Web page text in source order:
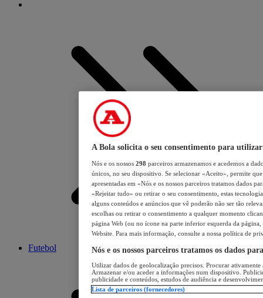
Futebol
A Bola solicita o seu consentimento para utilizar
Nós e os nossos 298 parceiros armazenamos e acedemos a
únicos, no seu dispositivo. Se selecionar «Aceito», permite
apresentadas em «Nós e os nossos parceiros tratamos dados
«Rejeitar tudo» ou retirar o seu consentimento, estas
alguns conteúdos e anúncios que vê poderão não ser tão
escolhas ou retirar o consentimento a qualquer momento
página Web (ou no ícone na parte inferior esquerda da página,
Website. Para mais informação, consulte a nossa política de
Nós e os nossos parceiros tratamos os dados
Utilizar dados de geolocalização precisos. Procurar
Armazenar e/ou aceder a informações num dispositivo.
publicidade e conteúdos, estudos de audiência e
Lista de parceiros (fornecedores)